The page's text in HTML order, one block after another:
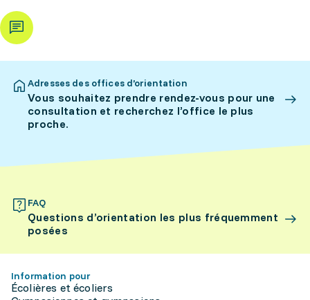
Adresses des offices d’orientation
Vous souhaitez prendre rendez-vous pour une
consultation et recherchez l’office le plus
proche.
FAQ
Questions d’orientation les plus fréquemment
posées
Information pour
Écolières et écoliers